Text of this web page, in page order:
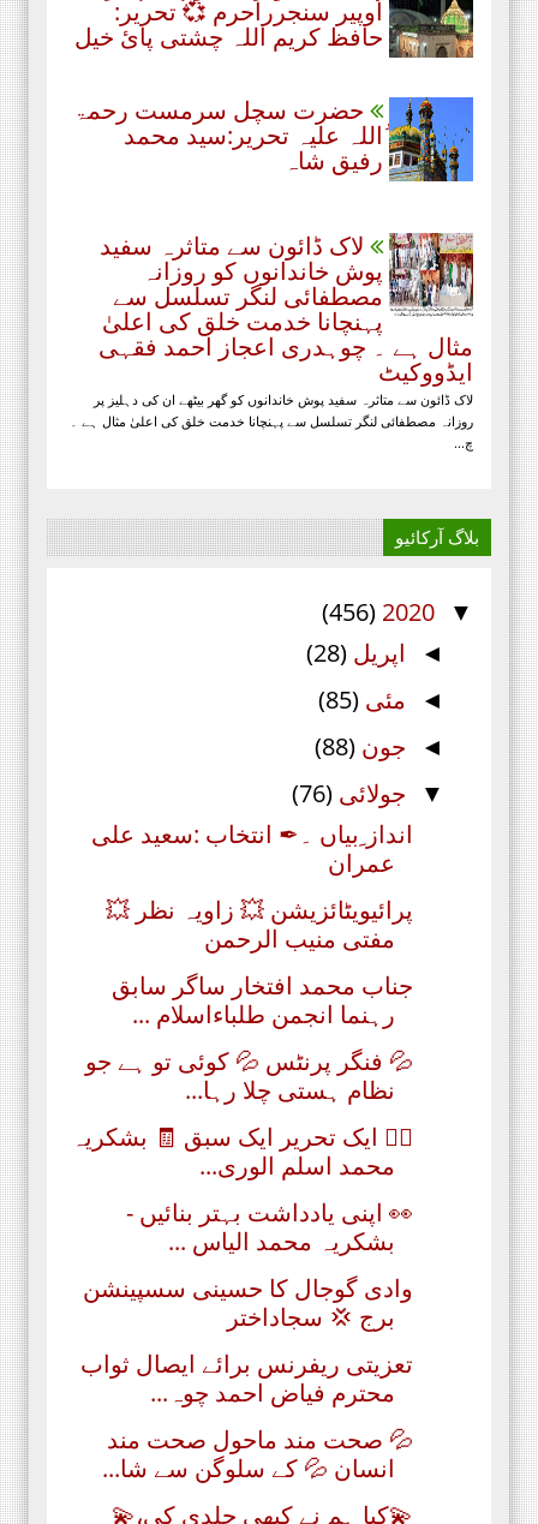
اُوپیر سنجرراحرم 💞 تحریر:
حافظ کریم اللہ چشتی پائ خیل
حضرت سچل سرمست رحمۃ
ُاللہ علیہ تحریر:سید محمد
رفیق شاہ
لاک ڈائون سے متاثرہ سفید
پوش خاندانوں کو روزانہ
مصطفائی لنگر تسلسل سے
پہنچانا خدمت خلق کی اعلیٰ
مثال ہے ۔ چوہدری اعجاز احمد فقہی
ایڈووکیٹ
لاک ڈائون سے متاثرہ سفید پوش خاندانوں کو گھر بیٹھے ان کی دہلیز پر
روزانہ مصطفائی لنگر تسلسل سے پہنچانا خدمت خلق کی اعلیٰ مثال ہے ۔
چ...
بلاگ آرکائیو
▼
2020
(456)
◄ اپریل (28)
◄ مئی (85)
◄ جون (88)
▼ جولائی (76)
انداز ِبیاں ۔✒ انتخاب :سعید علی
عمران
پرائیویٹائزیشن 💥 زاویہ نظر 💥
مفتی منیب الرحمن
جناب محمد افتخار ساگر سابق
رہنما انجمن طلباءاسلام ...
💦 فنگر پرنٹس 💦 کوئی تو ہے جو
نظام ہستی چلا رہا...
✍🏻 ایک تحریر ایک سبق 🧾 بشکریہ
محمد اسلم الوری...
👀 اپنی یادداشت بہتر بنائیں -
بشکریہ محمد الیاس ...
وادی گوجال کا حسینی سسپینشن
برج 💢 سجاداختر
تعزیتی ریفرنس برائے ایصال ثواب
محترم فیاض احمد چوہ...
💦 صحت مند ماحول صحت مند
انسان 💦 کے سلوگن سے شا...
💫کیا ہم نے کبھی جلدی کی،💫